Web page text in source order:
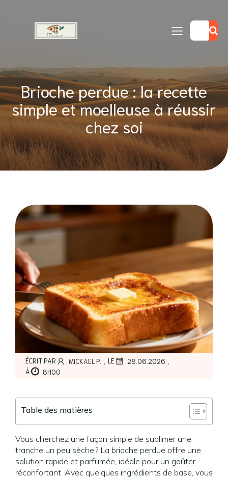
Brioche perdue : la recette
simple et moelleuse à réussir
chez soi
ÉCRIT PAR MICKAEL P. , LE 28.06.2026 ,
À 8H00
Table des matières
Vous cherchez une façon simple de sublimer une
tranche un peu sèche ? La brioche perdue offre une
solution rapide et parfumée, idéale pour un goûter
réconfortant. Avec quelques ingrédients de base, vous